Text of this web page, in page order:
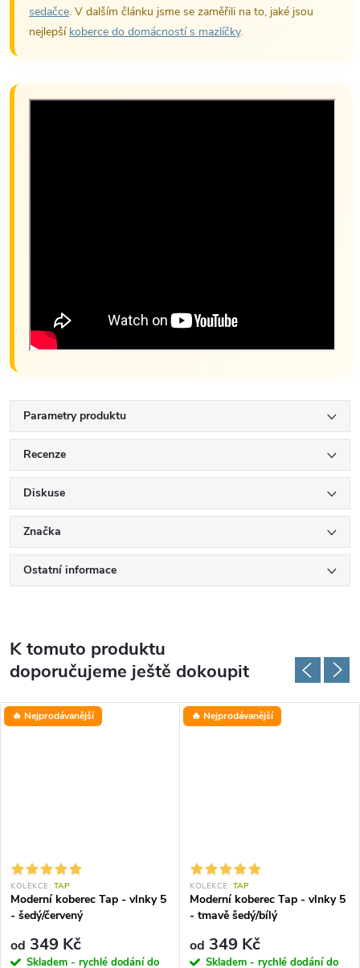
sedačce. V dalším článku jsme se zaměřili na to, jaké jsou
nejlepší koberce do domácností s mazlíčky.
Parametry produktu
Recenze
Diskuse
Značka
Ostatní informace
K tomuto produktu
doporučujeme ještě dokoupit
🔥 Nejprodávanější
KOLEKCE: TAP
Moderní koberec Tap - vlnky 5
- šedý/červený
od 349 Kč
Skladem - rychlé dodání do
🔥 Nejprodávanější
KOLEKCE: TAP
Moderní koberec Tap - vlnky 5
- tmavě šedý/bílý
od 349 Kč
Skladem - rychlé dodání do